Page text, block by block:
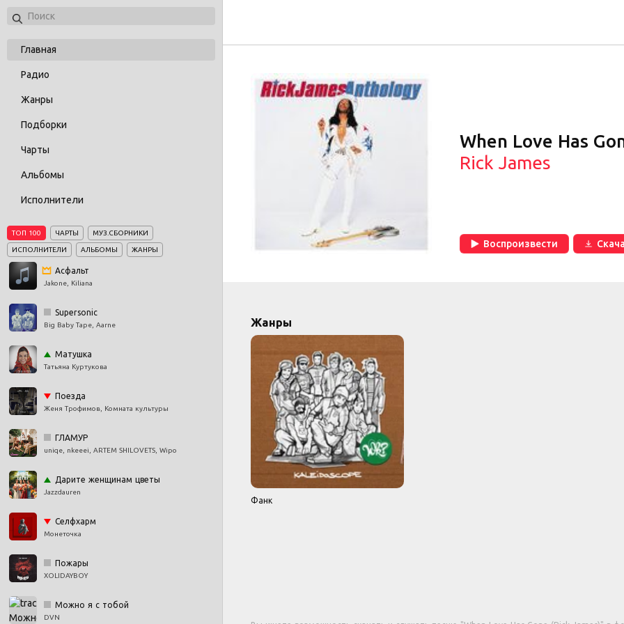
Главная
Радио
Жанры
Подборки
Чарты
Альбомы
Исполнители
ТОП 100 ЧАРТЫ МУЗ.СБОРНИКИ
ИСПОЛНИТЕЛИ АЛЬБОМЫ ЖАНРЫ
Асфальт
Jakone, Kiliana
Supersonic
Big Baby Tape, Aarne
Матушка
Татьяна Куртукова
Поезда
Женя Трофимов, Комната культуры
ГЛАМУР
uniqe, nkeeei, ARTEM SHILOVETS, Wipo
Дарите женщинам цветы
Jazzdauren
Селфхарм
Монеточка
Пожары
XOLIDAYBOY
Можно я с тобой
DVN
When Love Has
Rick James
Воспроизвести
Жанры
Фанк